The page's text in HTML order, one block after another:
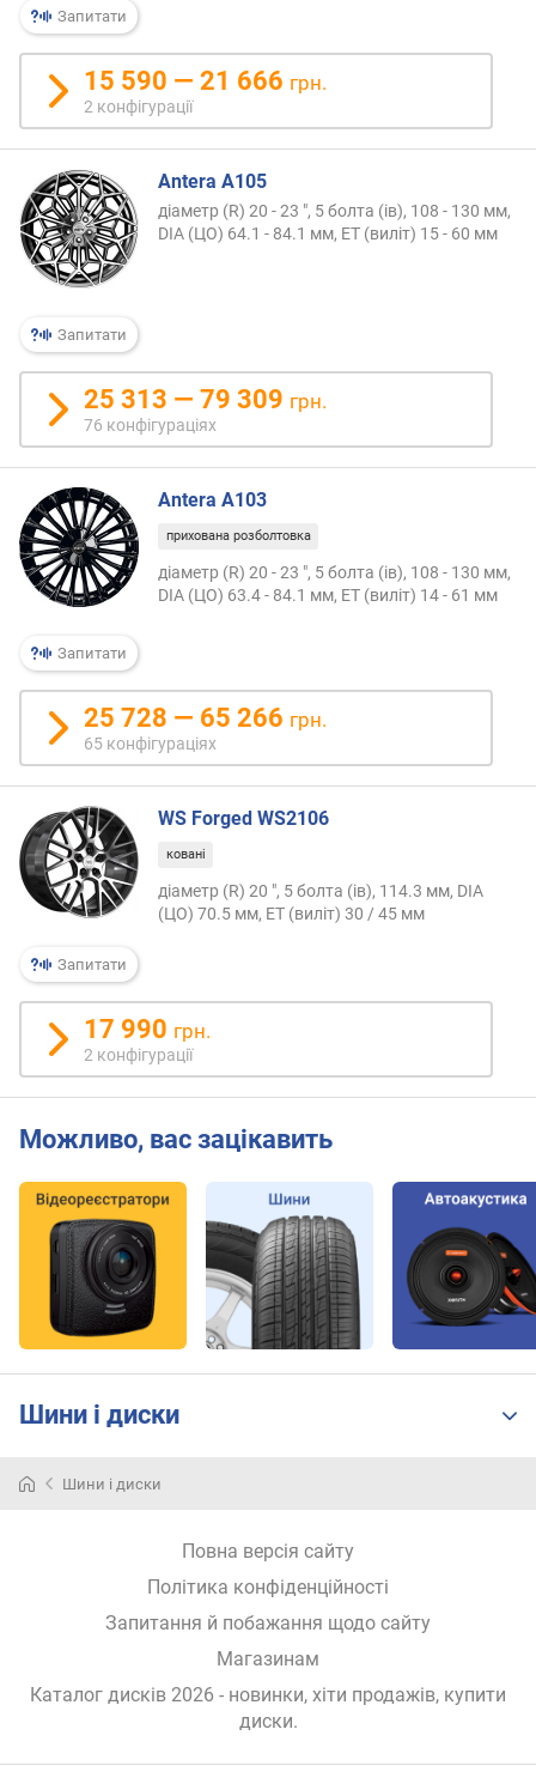
и
о
е
ш
е
в
и
х
а
в
і
д
г
у
к
а
м
и
а
д
а
т
о
ю
о
д
а
в
н
я
з
а
к
л
к
і
с
т
ю
п
р
о
о
и
і
Запитати
15 590 — 21 666 грн.
2 конфігурації
Запитати
Antera A105
діаметр (R) 20 - 23 ", 5 болта (ів), 108 - 130 мм,
DIA (ЦО) 64.1 - 84.1 мм, ET (виліт) 15 - 60 мм
25 313 — 79 309 грн.
76 конфігураціях
Запитати
Antera A103
прихована розболтовка
діаметр (R) 20 - 23 ", 5 болта (ів), 108 - 130 мм,
DIA (ЦО) 63.4 - 84.1 мм, ET (виліт) 14 - 61 мм
25 728 — 65 266 грн.
65 конфігураціях
Запитати
WS Forged WS2106
ковані
діаметр (R) 20 ", 5 болта (ів), 114.3 мм, DIA
(ЦО) 70.5 мм, ET (виліт) 30 / 45 мм
17 990 грн.
2 конфігурації
Можливо, вас зацікавить
Шини і диски
Шини і диски
Повна версія сайту
Політика конфіденційності
Запитання й побажання щодо сайту
Магазинам
Каталог дисків 2026 - новинки, хіти продажів, купити
диски.